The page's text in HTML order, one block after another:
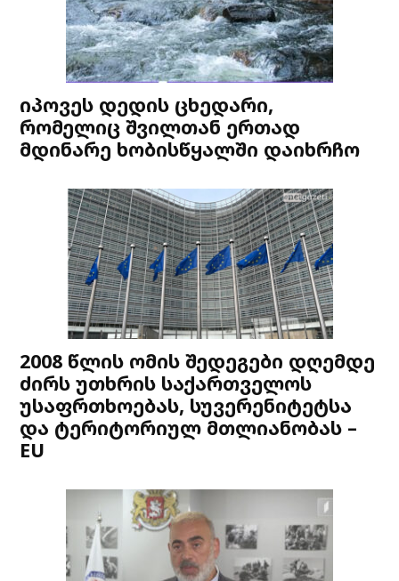
იპოვეს დედის ცხედარი,
რომელიც შვილთან ერთად
მდინარე ხობისწყალში დაიხრჩო
2008 წლის ომის შედეგები დღემდე
ძირს უთხრის საქართველოს
უსაფრთხოებას, სუვერენიტეტსა
და ტერიტორიულ მთლიანობას –
EU